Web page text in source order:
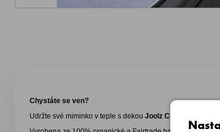
Chystáte se ven?
Udržte své miminko v teple s dekouJoolz Cloud Soft